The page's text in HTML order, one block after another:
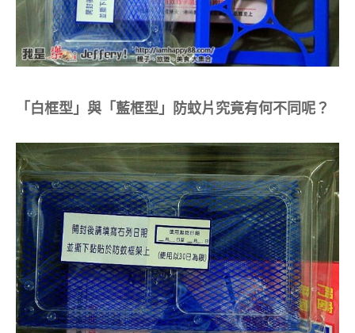
「白框型」與「藍框型」防蚊片究竟有何不同呢？